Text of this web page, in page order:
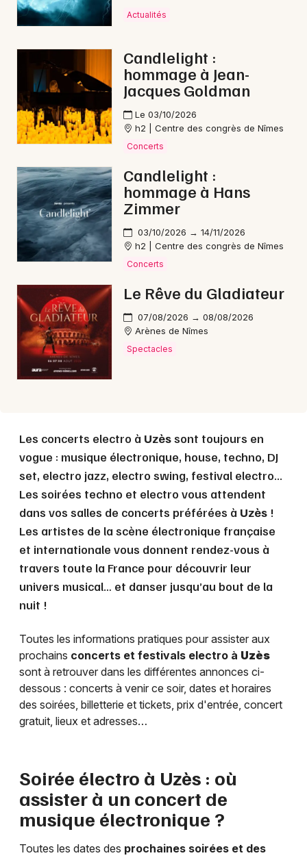
Artistes en tournée
Actus à Uzès
Magazine à Uzès
30 - Gard
Choisir mes départements
Mon email
Actualités
Candlelight :
hommage à Jean-
Jacques Goldman
Le 03/10/2026
h2 | Centre des congrès de Nîmes
Concerts
Candlelight :
hommage à Hans
Zimmer
03/10/2026 → 14/11/2026
h2 | Centre des congrès de Nîmes
Concerts
Le Rêve du Gladiateur
07/08/2026 → 08/08/2026
Arènes de Nîmes
Spectacles
Les concerts electro à Uzèssont toujours en
vogue : musique électronique, house, techno, DJ
set, electro jazz, electro swing, festival electro...
Les soirées techno et electro vous attendent
dans vos salles de concerts préférées à Uzès !
Les artistes de la scène électronique française
et internationale vous donnent rendez-vous à
travers toute la France pour découvrir leur
univers musical… et danser jusqu’au bout de la
nuit !
Toutes les informations pratiques pour assister aux
prochains concerts et festivals electro à Uzès
sont à retrouver dans les différentes annonces ci-
dessous : concerts à venir ce soir, dates et horaires
des soirées, billetterie et tickets, prix d'entrée, concert
gratuit, lieux et adresses…
Soirée électro à Uzès : où
assister à un concert de
musique électronique ?
Toutes les dates des prochaines soirées et des